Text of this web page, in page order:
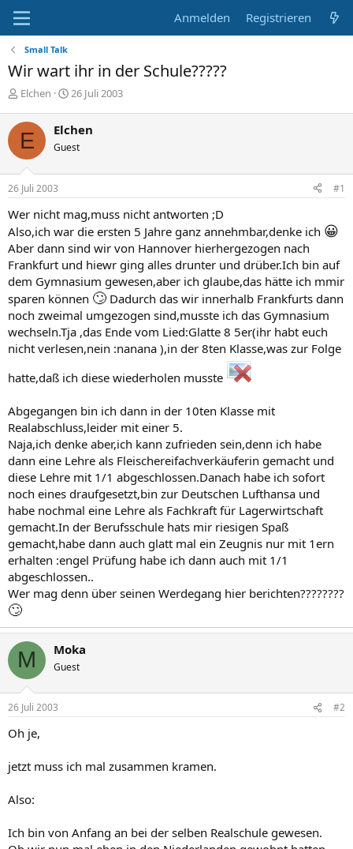
Anmelden Registrieren
Small Talk
Wir wart ihr in der Schule?????
E
s
t
e
l
l
e
Elchen
E
t
e
l
m
26 Juli 2003
E Elchen
Guest
26 Juli 2003 #1
Wer nicht mag,muss nicht antworten ;D
Also,ich war die ersten 5 Jahre ganz annehmbar,denke ich 😀
Aber dann sind wir von Hannover hierhergezogen nach
Frankfurt und hiewr ging alles drunter und drüber.Ich bin auf
dem Gymnasium gewesen,aber ich glaube,das hätte ich mmir
sparen können 🙄 Dadurch das wir innerhalb Frankfurts dann
noch zweimal umgezogen sind,musste ich das Gymnasium
wechseln.Tja ,das Ende vom Lied:Glatte 8 5er(ihr habt euch
nicht verlesen,nein :nanana ),in der 8ten Klasse,was zur Folge
hatte,daß ich diese wiederholen musste
Abgegangen bin ich dann in der 10ten Klasse mit
Realabschluss,leider mit einer 5.
Naja,ich denke aber,ich kann zufrieden sein,denn ich habe
dann eine Lehre als Fleischereifachverkäuferin gemacht und
diese Lehre mit 1/1 abgeschlossen.Danach habe ich sofort
noch eines draufgesetzt,bin zur Deutschen Lufthansa und
habe nochmal eine Lehre als Fachkraft für Lagerwirtschaft
gemacht.In der Berufsschule hats mir riesigen Spaß
gemacht,habe dann auch glatt mal ein Zeugnis nur mit 1ern
erhalten :engel Prüfung habe ich dann auch mit 1/1
abgeschlossen..
Wer mag denn über seinen Werdegang hier berichten????????
🙄
M Moka
Guest
26 Juli 2003 #2
Oh je,
jetzt muss ich mal zusammen kramen.
Also:
Ich bin von Anfang an bei der selben Realschule gewesen.